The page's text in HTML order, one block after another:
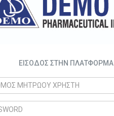
ΕΙΣΟΔΟΣ ΣΤΗΝ ΠΛΑΤΦΟΡΜΑ